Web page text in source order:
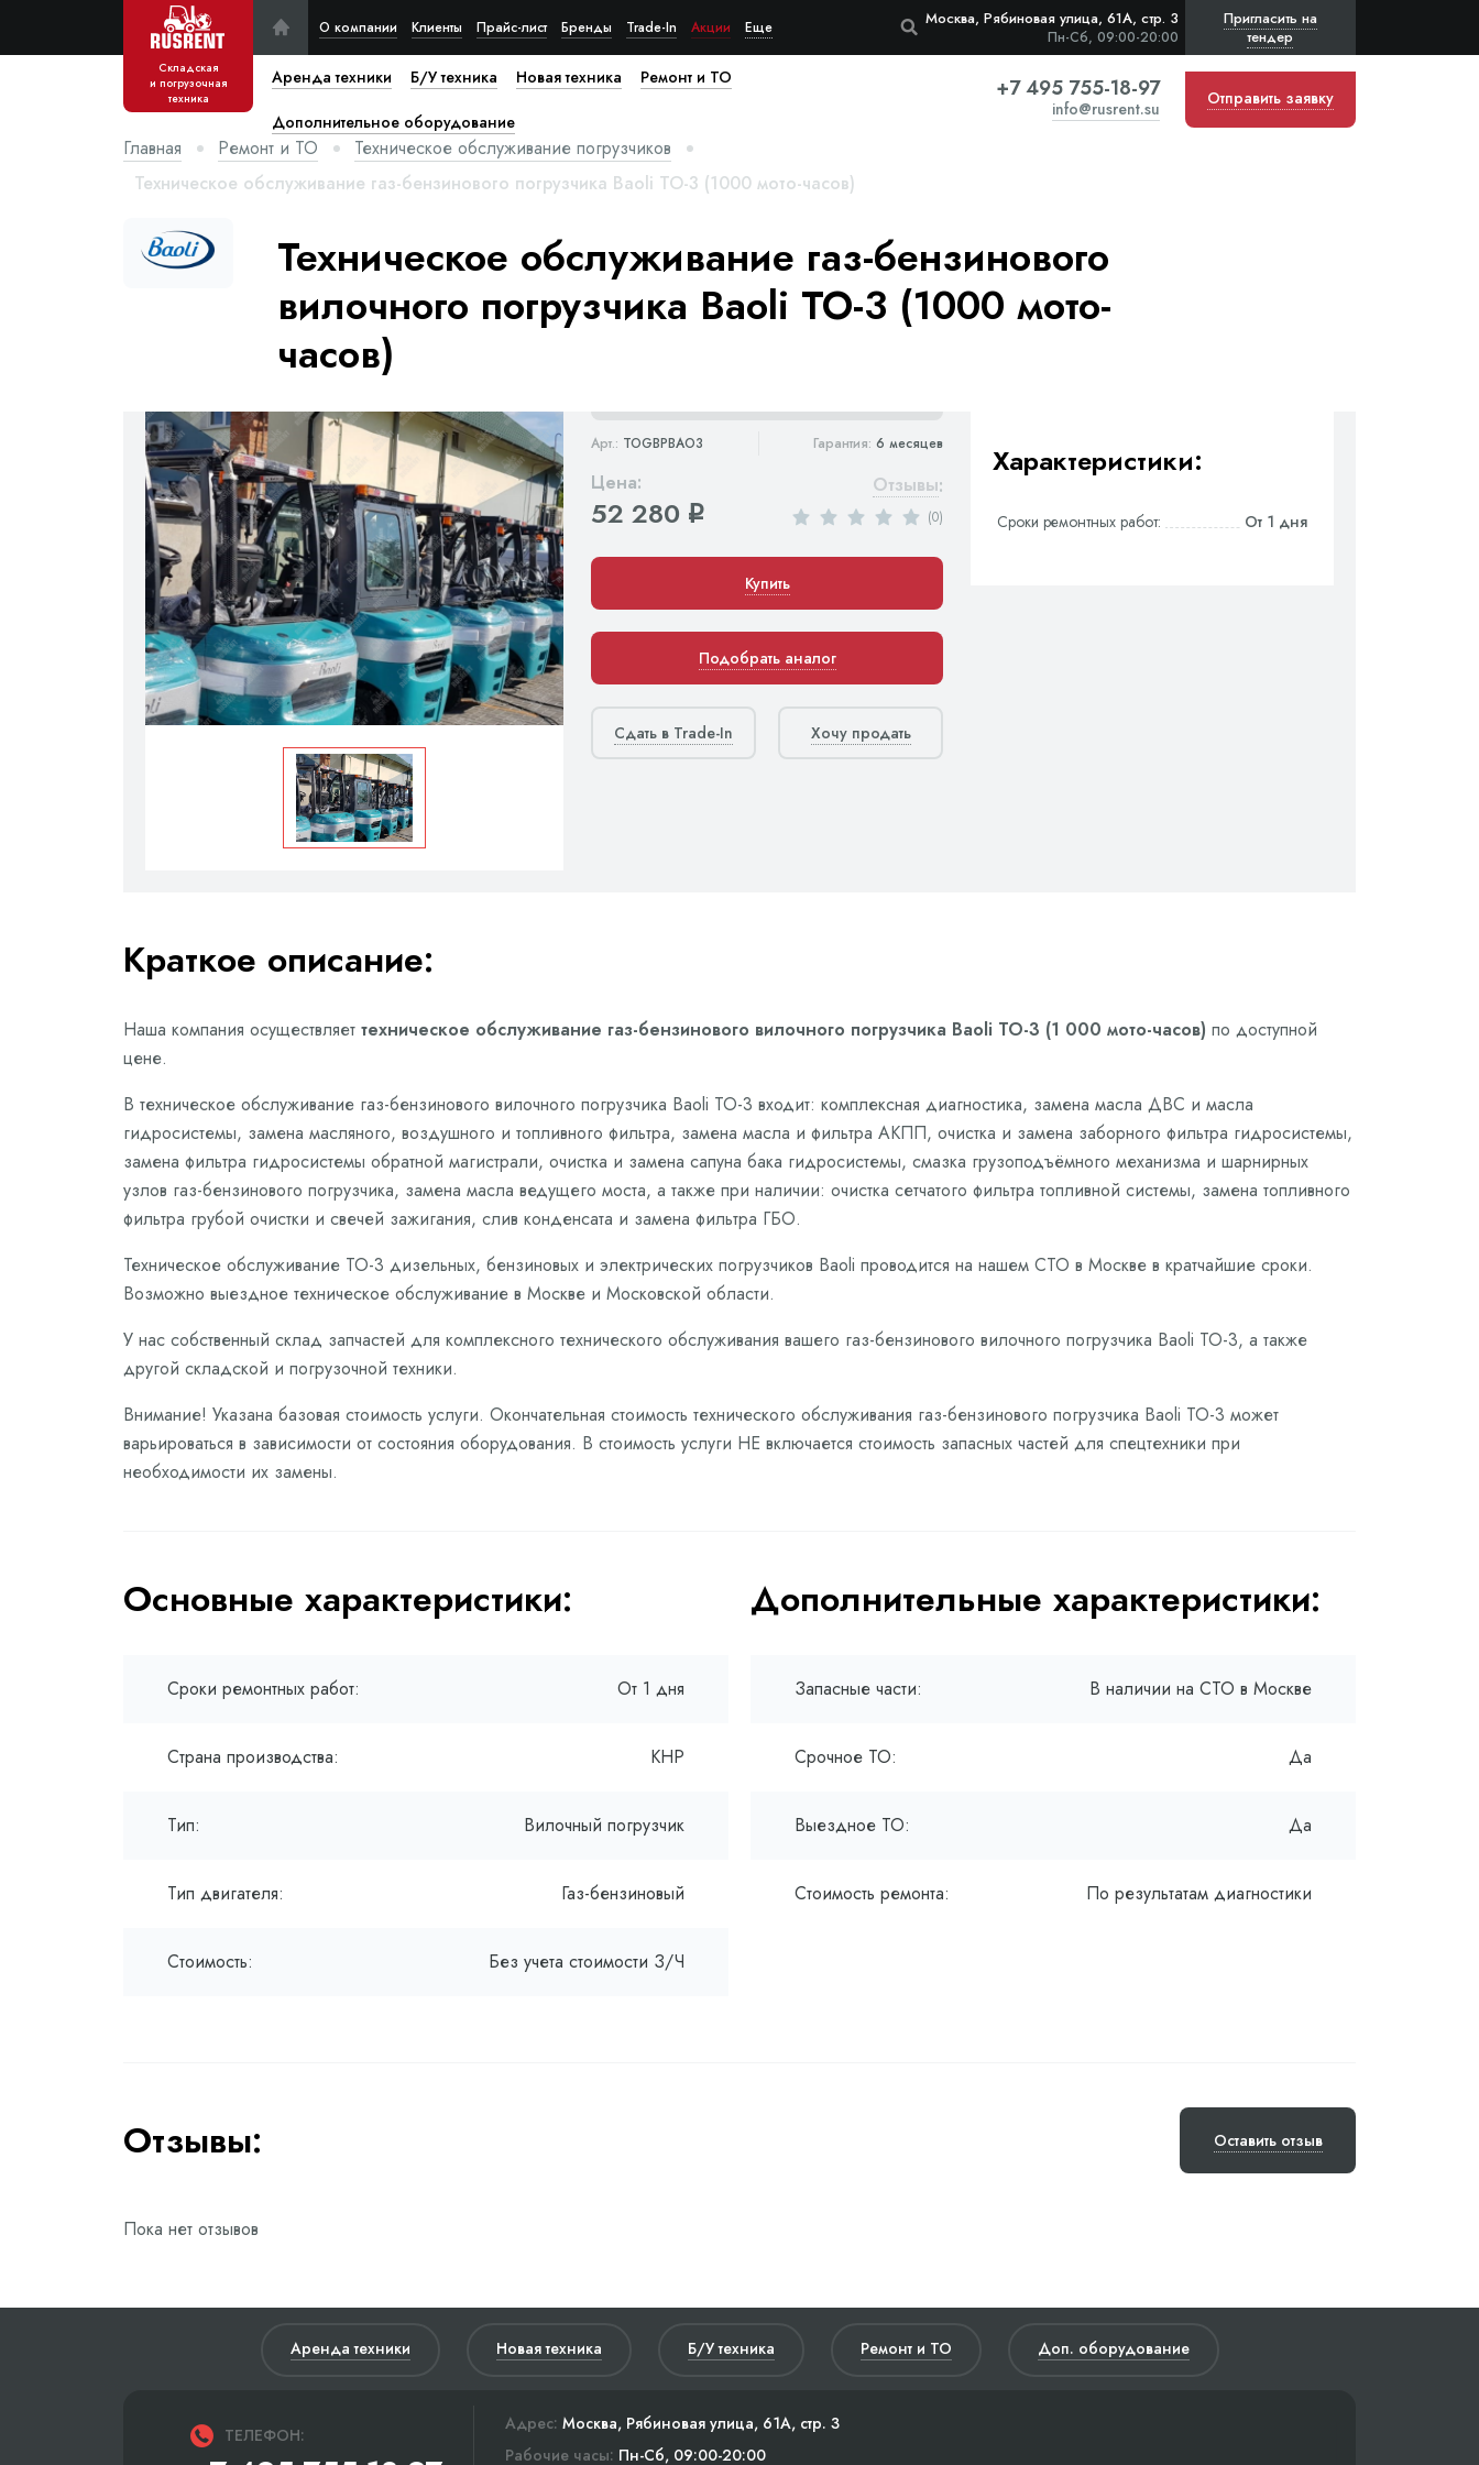
Складская
и погрузочная
техника
О компании Клиенты Прайс-лист Бренды Trade-In Акции Еще Москва, Рябиновая улица, 61А, стр. 3
Пн-Сб, 09:00-20:00
Пригласить на
тендер
Аренда техники Б/У техника Новая техника Ремонт и ТО
Дополнительное оборудование
+7 495 755-18-97
info@rusrent.su Отправить заявку
Главная Ремонт и ТО
Техническое обслуживание погрузчиков
Техническое обслуживание газ-бензинового погрузчика Baoli ТО-3 (1000 мото-часов)
Техническое обслуживание газ-бензинового
вилочного погрузчика Baoli ТО-3 (1000 мото-
часов)
Арт.: TOGBPBAO3 Гарантия: 6 месяцев
Цена:
52 280 q
Отзывы:
(0)
Купить
Подобрать аналог
Сдать в Trade-In Хочу продать
Характеристики:
Сроки ремонтных работ: От 1 дня
Краткое описание:
Наша компания осуществляет техническое обслуживание газ-бензинового вилочного погрузчика Baoli ТО-3 (1 000 мото-часов) по доступной
цене.
В техническое обслуживание газ-бензинового вилочного погрузчика Baoli ТО-3 входит: комплексная диагностика, замена масла ДВС и масла
гидросистемы, замена масляного, воздушного и топливного фильтра, замена масла и фильтра АКПП, очистка и замена заборного фильтра гидросистемы,
замена фильтра гидросистемы обратной магистрали, очистка и замена сапуна бака гидросистемы, смазка грузоподъёмного механизма и шарнирных
узлов газ-бензинового погрузчика, замена масла ведущего моста, а также при наличии: очистка сетчатого фильтра топливной системы, замена топливного
фильтра грубой очистки и свечей зажигания, слив конденсата и замена фильтра ГБО.
Техническое обслуживание ТО-3 дизельных, бензиновых и электрических погрузчиков Baoli проводится на нашем СТО в Москве в кратчайшие сроки.
Возможно выездное техническое обслуживание в Москве и Московской области.
У нас собственный склад запчастей для комплексного технического обслуживания вашего газ-бензинового вилочного погрузчика Baoli ТО-3, а также
другой складской и погрузочной техники.
Внимание! Указана базовая стоимость услуги. Окончательная стоимость технического обслуживания газ-бензинового погрузчика Baoli ТО-3 может
варьироваться в зависимости от состояния оборудования. В стоимость услуги НЕ включается стоимость запасных частей для спецтехники при
необходимости их замены.
Основные характеристики:
Сроки ремонтных работ: От 1 дня
Страна производства: КНР
Тип: Вилочный погрузчик
Тип двигателя: Газ-бензиновый
Стоимость: Без учета стоимости З/Ч
Дополнительные характеристики:
Запасные части: В наличии на СТО в Москве
Срочное ТО: Да
Выездное ТО: Да
Стоимость ремонта: По результатам диагностики
Отзывы: Оставить отзыв
Пока нет отзывов
Аренда техники Новая техника Б/У техника Ремонт и ТО Доп. оборудование
ТЕЛЕФОН:
Адрес: Москва, Рябиновая улица, 61А, стр. 3
Рабочие часы: Пн-Сб, 09:00-20:00